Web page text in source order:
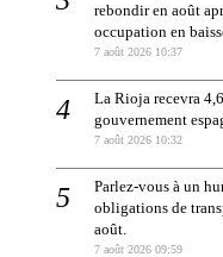
rebondir en août
occupation en
7 août 2026 10:37
La Rioja recevra
gouvernement
7 août 2026 10:32
Parlez-vous à un
obligations de
août.
7 août 2026 09:59